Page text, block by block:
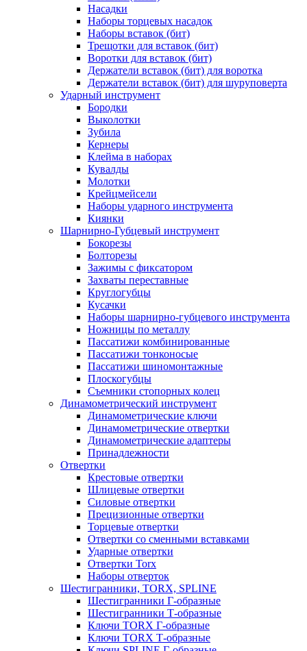
Насадки
Наборы торцевых насадок
Наборы вставок (бит)
Трещотки для вставок (бит)
Воротки для вставок (бит)
Держатели вставок (бит) для воротка
Держатели вставок (бит) для шуруповерта
Ударный инструмент
Бородки
Выколотки
Зубила
Кернеры
Клейма в наборах
Кувалды
Молотки
Крейцмейсели
Наборы ударного инструмента
Киянки
Шарнирно-Губцевый инструмент
Бокорезы
Болторезы
Зажимы с фиксатором
Захваты переставные
Круглогубцы
Кусачки
Наборы шарнирно-губцевого инструмента
Ножницы по металлу
Пассатижи комбинированные
Пассатижи тонконосые
Пассатижи шиномонтажные
Плоскогубцы
Съемники стопорных колец
Динамометрический инструмент
Динамометрические ключи
Динамометрические отвертки
Динамометрические адаптеры
Принадлежности
Отвертки
Крестовые отвертки
Шлицевые отвертки
Силовые отвертки
Прецизионные отвертки
Торцевые отвертки
Отвертки со сменными вставками
Ударные отвертки
Отвертки Torx
Наборы отверток
Шестигранники, TORX, SPLINE
Шестигранники Г-образные
Шестигранники Т-образные
Ключи TORX Г-образные
Ключи TORX Т-образные